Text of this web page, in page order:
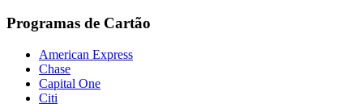
Programas de Cartão
American Express
Chase
Capital One
Citi